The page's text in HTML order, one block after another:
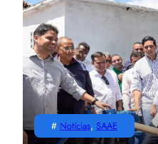
# Notícias, SAAE